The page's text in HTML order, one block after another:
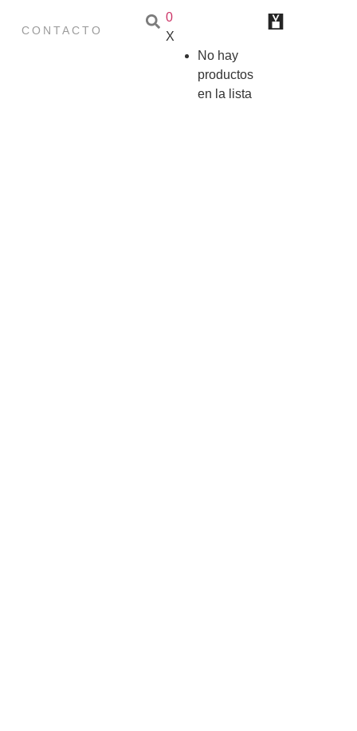
CONTACTO
0
X
No hay
productos
en la lista